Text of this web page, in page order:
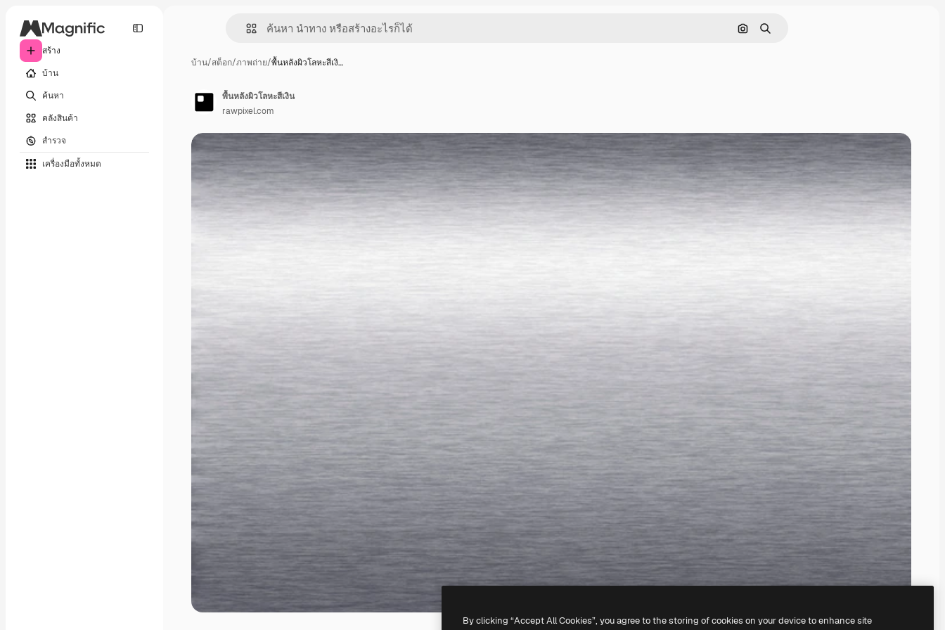
สร้าง
บ้าน
ค้นหา
คลังสินค้า
สำรวจ
เครื่องมือทั้งหมด
ค้นหาตามรูปภาพ
ค้นหา
บ้าน/สต็อก/ภาพถ่าย/พื้นหลังผิวโลหะสีเงิ…
พื้นหลังผิวโลหะสีเงิน
rawpixel.com
By clicking “Accept All Cookies”, you agree to the storing of cookies on your device to enhance site